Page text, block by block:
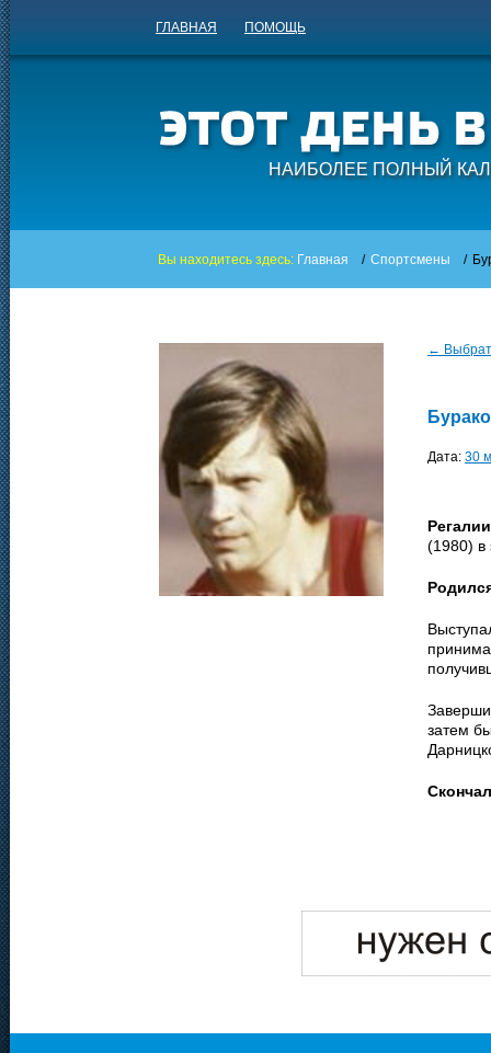
ГЛАВНАЯ ПОМОЩЬ
НАИБОЛЕЕ ПОЛНЫЙ
Вы находитесь здесь: Главная / Спортсмены /
←
Дата: 30
Регалии
(1980) в
затем